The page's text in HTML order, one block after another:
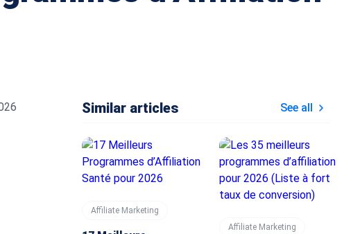
Similar articles See all
Affiliate Marketing
Affiliate Marketing